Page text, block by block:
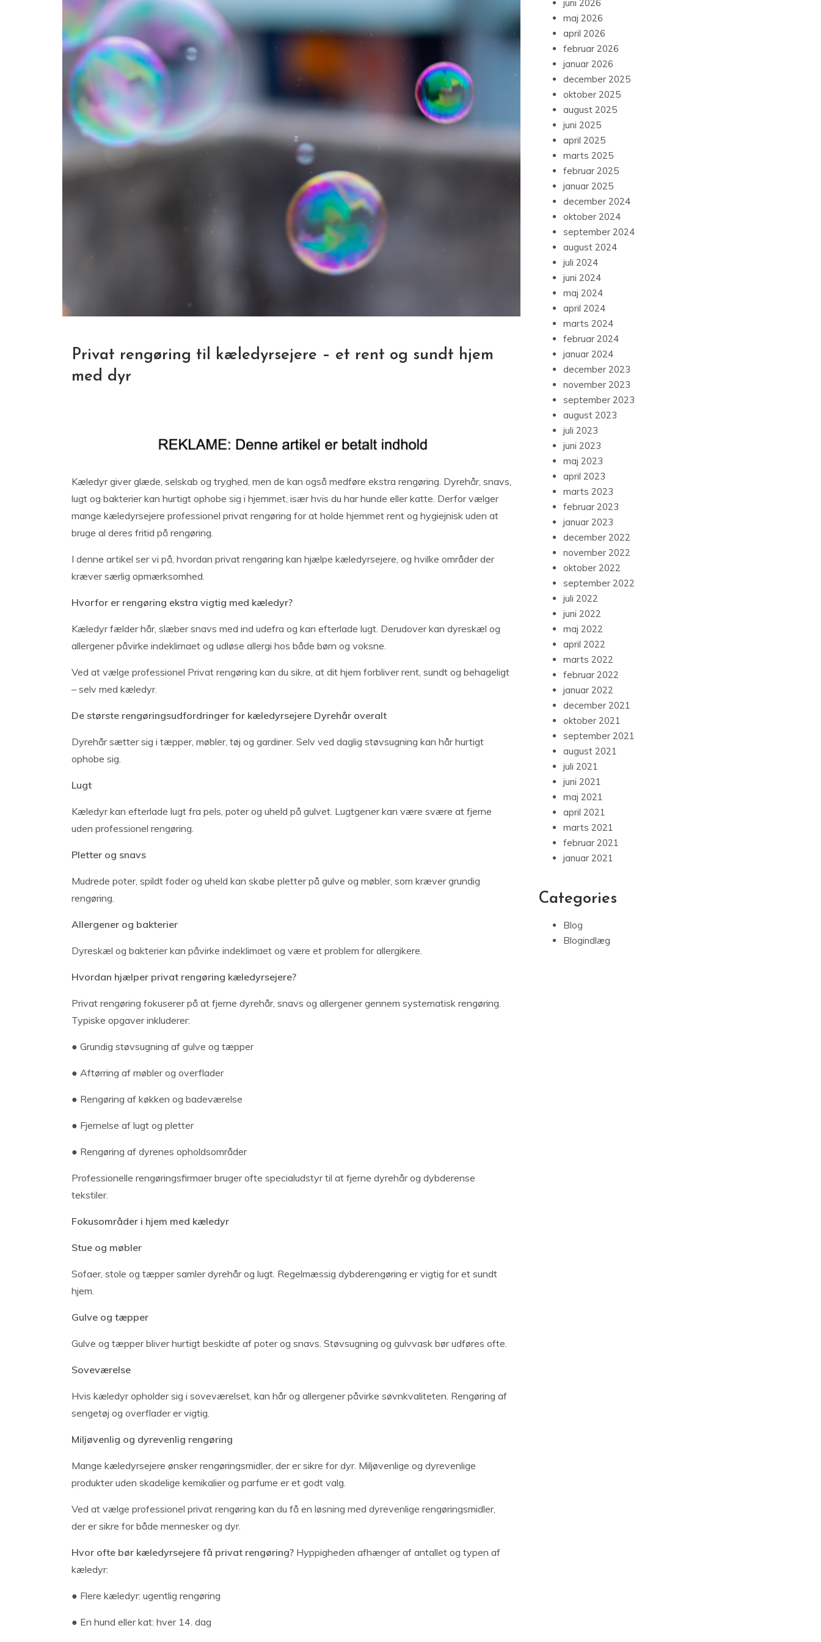
Privat rengøring til kæledyrsejere – et rent og sundt hjem
med dyr
Kæledyr giver glæde, selskab og tryghed, men de kan også medføre ekstra rengøring. Dyrehår, snavs,
lugt og bakterier kan hurtigt ophobe sig i hjemmet, især hvis du har hunde eller katte. Derfor vælger
mange kæledyrsejere professionel privat rengøring for at holde hjemmet rent og hygiejnisk uden at
bruge al deres fritid på rengøring.
I denne artikel ser vi på, hvordan privat rengøring kan hjælpe kæledyrsejere, og hvilke områder der
kræver særlig opmærksomhed.
Hvorfor er rengøring ekstra vigtig med kæledyr?
Kæledyr fælder hår, slæber snavs med ind udefra og kan efterlade lugt. Derudover kan dyreskæl og
allergener påvirke indeklimaet og udløse allergi hos både børn og voksne.
Ved at vælge professionel Privat rengøring kan du sikre, at dit hjem forbliver rent, sundt og behageligt
– selv med kæledyr.
De største rengøringsudfordringer for kæledyrsejere Dyrehår overalt
Dyrehår sætter sig i tæpper, møbler, tøj og gardiner. Selv ved daglig støvsugning kan hår hurtigt
ophobe sig.
Lugt
Kæledyr kan efterlade lugt fra pels, poter og uheld på gulvet. Lugtgener kan være svære at fjerne
uden professionel rengøring.
Pletter og snavs
Mudrede poter, spildt foder og uheld kan skabe pletter på gulve og møbler, som kræver grundig
rengøring.
Allergener og bakterier
Dyreskæl og bakterier kan påvirke indeklimaet og være et problem for allergikere.
Hvordan hjælper privat rengøring kæledyrsejere?
Privat rengøring fokuserer på at fjerne dyrehår, snavs og allergener gennem systematisk rengøring.
Typiske opgaver inkluderer:
● Grundig støvsugning af gulve og tæpper
● Aftørring af møbler og overflader
● Rengøring af køkken og badeværelse
● Fjernelse af lugt og pletter
● Rengøring af dyrenes opholdsområder
Professionelle rengøringsfirmaer bruger ofte specialudstyr til at fjerne dyrehår og dybderense
tekstiler.
Fokusområder i hjem med kæledyr
Stue og møbler
Sofaer, stole og tæpper samler dyrehår og lugt. Regelmæssig dybderengøring er vigtig for et sundt
hjem.
Gulve og tæpper
Gulve og tæpper bliver hurtigt beskidte af poter og snavs. Støvsugning og gulvvask bør udføres ofte.
Soveværelse
Hvis kæledyr opholder sig i soveværelset, kan hår og allergener påvirke søvnkvaliteten. Rengøring af
sengetøj og overflader er vigtig.
Miljøvenlig og dyrevenlig rengøring
Mange kæledyrsejere ønsker rengøringsmidler, der er sikre for dyr. Miljøvenlige og dyrevenlige
produkter uden skadelige kemikalier og parfume er et godt valg.
Ved at vælge professionel privat rengøring kan du få en løsning med dyrevenlige rengøringsmidler,
der er sikre for både mennesker og dyr.
Hvor ofte bør kæledyrsejere få privat rengøring? Hyppigheden afhænger af antallet og typen af
kæledyr:
● Flere kæledyr: ugentlig rengøring
● En hund eller kat: hver 14. dag
juni 2026
maj 2026
april 2026
februar 2026
januar 2026
december 2025
oktober 2025
august 2025
juni 2025
april 2025
marts 2025
februar 2025
januar 2025
december 2024
oktober 2024
september 2024
august 2024
juli 2024
juni 2024
maj 2024
april 2024
marts 2024
februar 2024
januar 2024
december 2023
november 2023
september 2023
august 2023
juli 2023
juni 2023
maj 2023
april 2023
marts 2023
februar 2023
januar 2023
december 2022
november 2022
oktober 2022
september 2022
juli 2022
juni 2022
maj 2022
april 2022
marts 2022
februar 2022
januar 2022
december 2021
oktober 2021
september 2021
august 2021
juli 2021
juni 2021
maj 2021
april 2021
marts 2021
februar 2021
januar 2021
Categories
Blog
Blogindlæg